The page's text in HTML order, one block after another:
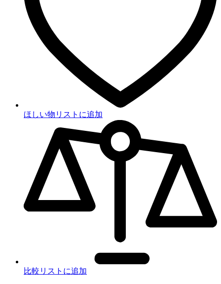
ほしい物リストに追加
比較リストに追加